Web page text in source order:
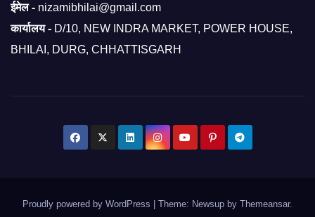
ईमेल - nizamibhilai@gmail.com
कार्यालय - D/10, NEW INDRA MARKET, POWER HOUSE,
BHILAI, DURG, CHHATTISGARH
Proudly powered by WordPress | Theme: Newsup by Themeansar.